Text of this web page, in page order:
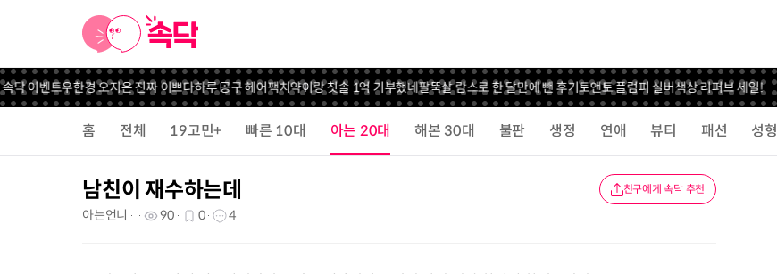
닥 이벤트우한경 오지은 진짜 이쁘다하루 공구 헤어팩치약이랑 칫솔 1억 기부했네팔뚝살 람스로 한 달만에 뺀 후기토앤토 플럼피 실버색상 리퍼브 세일!
홈 전체 19고민+ 빠른 10대 아는 20대 해본 30대 불판 생정 연애 뷰티 패션 성형
남친이 재수하는데 친구에게 속닥 추천
아는언니 90 0 4